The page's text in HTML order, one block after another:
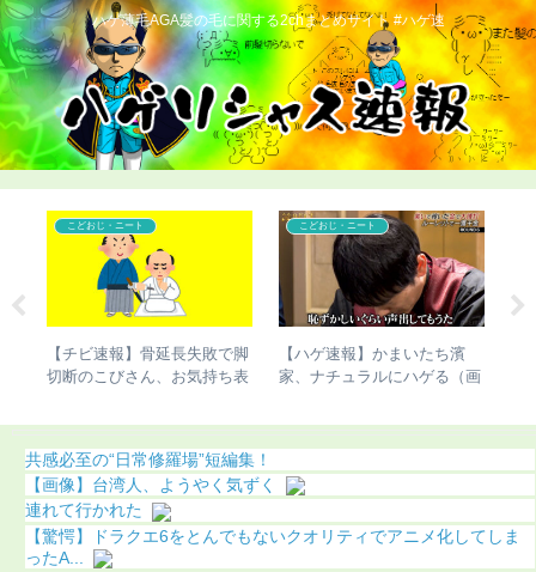
ハゲ薄毛AGA髪の毛に関する2chまとめサイト #ハゲ速
こどおじ・ニート
【チビ速報】骨延長失敗で脚
切断のこびさん、お気持ち表
こどおじ・ニート
【ハゲ速報】かまいたち濱
家、ナチュラルにハゲる（画
共感必至の“日常修羅場”短編集！
【画像】台湾人、ようやく気ずく
連れて行かれた
【驚愕】ドラクエ6をとんでもないクオリティでアニメ化してしま
ったA...